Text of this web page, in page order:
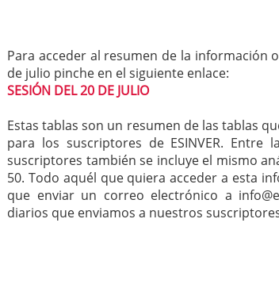
Para acceder al resumen de la información
de julio pinche en el siguiente enlace:
SESIÓN DEL 20 DE JULIO
Estas tablas son un resumen de las tablas
para los suscriptores de ESINVER.
suscriptores también se incluye el mismo
50. Todo aquél que quiera acceder a esta
que enviar un correo electrónico a
diarios que enviamos a nuestros